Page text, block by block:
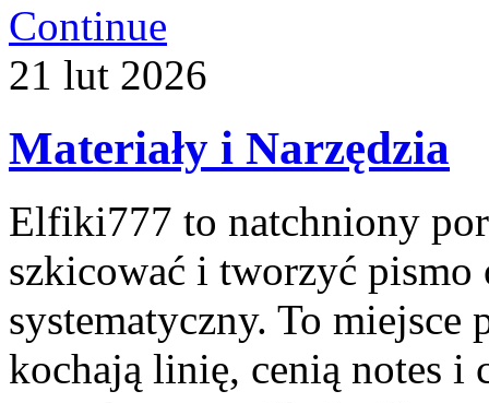
Continue
21 lut 2026
Materiały i Narzędzia
Elfiki777 to natchniony
szkicować i tworzyć pismo
systematyczny. To miejsce
kochają linię, cenią notes i